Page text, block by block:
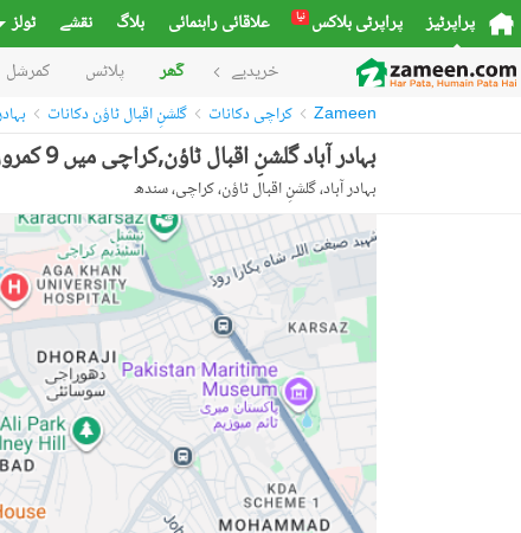
پراپرٹیز پراپرٹی بلاکس نیا علاقائی راہنمائی بلاگ نقشے ٹولز
خریدیے گھر پلاٹس کمرشل
Zameen کراچی دکانات گلشنِ اقبال ٹاؤن دکانات
بہادر آباد گلشنِ اقبال ٹاؤن,کراچی میں 9 کمروں کا 4 مرلہ دکان 3.0 لاکھ میں کرایہ پر دستیاب ہے۔
بہادر آباد، گلشنِ اقبال ٹاؤن، کراچی، سندھ